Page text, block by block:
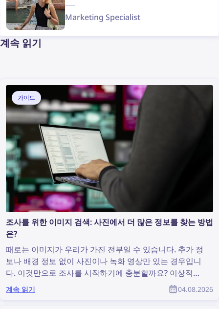
Marketing Specialist
계속 읽기
가이드
조사를 위한 이미지 검색: 사진에서 더 많은 정보를 찾는 방법
은?
때로는 이미지가 우리가 가진 전부일 수 있습니다. 추가 정
보나 배경 정보 없이 사진이나 녹화 영상만 있는 경우입니
다. 이것만으로 조사를 시작하기에 충분할까요? 이상적인
상황은 아닐 수 있지만, 유용한 정보를 발견하고 조사를 지
원할 수 있는 이미지 검색을 수행하기에는 충분합니다. 그
계속 읽기 04.08.2026